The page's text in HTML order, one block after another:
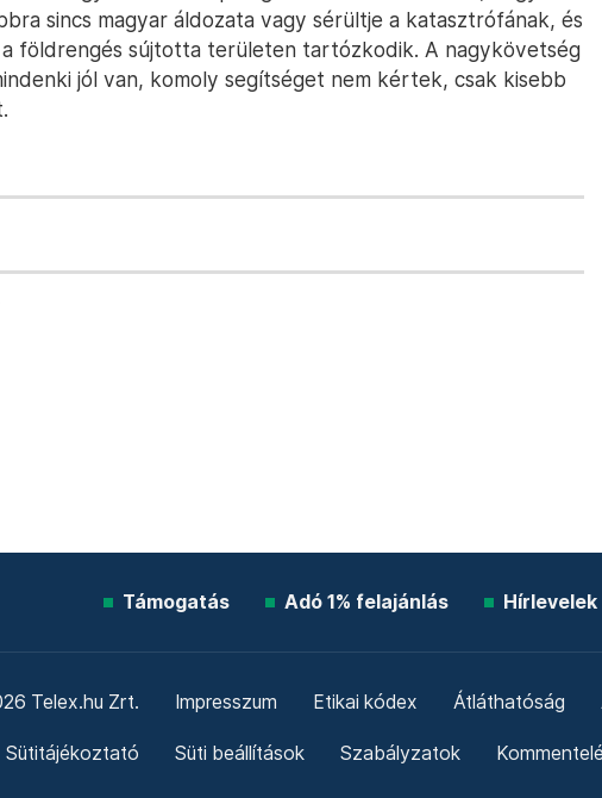
sincs magyar áldozata vagy sérültje a katasztrófának, és
a földrengés sújtotta területen tartózkodik. A nagykövetség
jól van, komoly segítséget nem kértek, csak kisebb
Támogatás Adó 1% felajánlás Hírlevelek
Telex.hu Zrt. Impresszum Etikai kódex Átláthatóság
Sütitájékoztató Süti beállítások Szabályzatok